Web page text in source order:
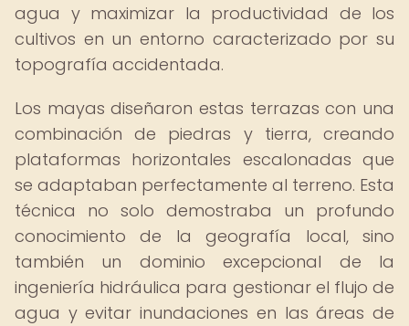
agua y maximizar la productividad de los
cultivos en un entorno caracterizado por su
topografía accidentada.
Los mayas diseñaron estas terrazas con una
combinación de piedras y tierra, creando
plataformas horizontales escalonadas que
se adaptaban perfectamente al terreno. Esta
técnica no solo demostraba un profundo
conocimiento de la geografía local, sino
también un dominio excepcional de la
ingeniería hidráulica para gestionar el flujo de
agua y evitar inundaciones en las áreas de